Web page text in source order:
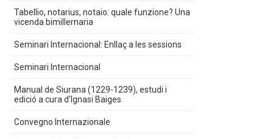
Tabellio, notarius, notaio: quale funzione? Una
vicenda bimillernaria
Seminari Internacional: Enllaç a les sessions
Seminari Internacional
Manual de Siurana (1229-1239), estudi i
edició a cura d'Ignasi Baiges
Convegno Internazionale